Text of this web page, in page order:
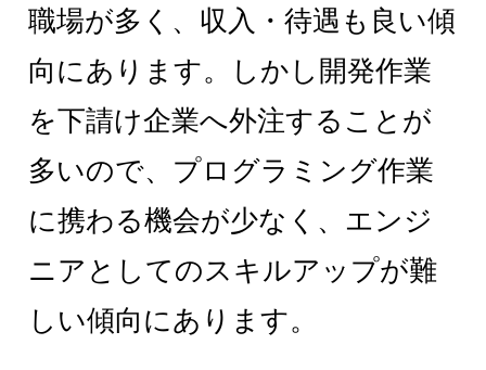
職場が多く、収入・待遇も良い傾
向にあります。しかし開発作業
を下請け企業へ外注することが
多いので、プログラミング作業
に携わる機会が少なく、エンジ
ニアとしてのスキルアップが難
しい傾向にあります。